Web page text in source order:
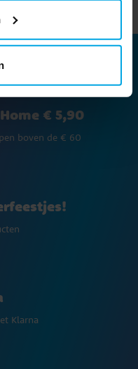
€ 5,90
boven de € 60
Klarna